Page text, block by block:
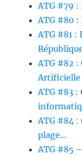
ATG #79 :
ATG #80 :
ATG #81 :
ATG #82 :
Artificielle
ATG #83 :
ATG #84 :
plage…
ATG #85